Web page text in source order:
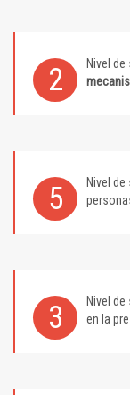
2 Nivel
5 Nivel
3 Nivel
en la